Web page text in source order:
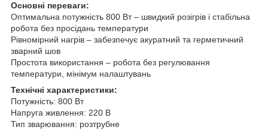
Основні переваги:
Оптимальна потужність 800 Вт – швидкий розігрів і стабільна
робота без просідань температури
Рівномірний нагрів – забезпечує акуратний та герметичний
зварний шов
Простота використання – робота без регулювання
температури, мінімум налаштувань
Технічні характеристики:
Потужність: 800 Вт
Напруга живлення: 220 В
Тип зварювання: розтрубне